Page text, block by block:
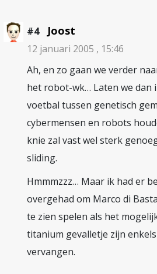
#4 Joost
12 januari 2005 , 15:46
Ah, en zo gaan we verder
het robot-wk… Laten we dan
voetbal tussen genetisch
cybermensen en robots
knie zal vast wel sterk
sliding.
Hmmmzzz… Maar ik had er
overgehad om Marco di
te zien spelen als het
titanium gevalletje zijn
vervangen.